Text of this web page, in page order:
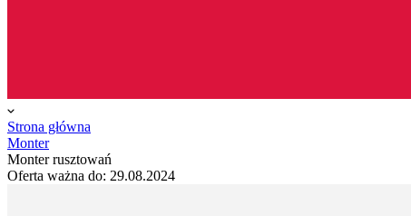
Strona główna
Monter
Monter rusztowań
Oferta ważna do: 29.08.2024